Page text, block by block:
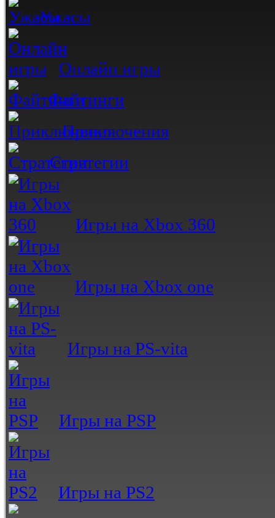
Ужасы
Онлайн игры
Файтинги
Приключения
Стратегии
Игры на Xbox 360
Игры на Xbox one
Игры на PS-vita
Игры на PSP
Игры на PS2